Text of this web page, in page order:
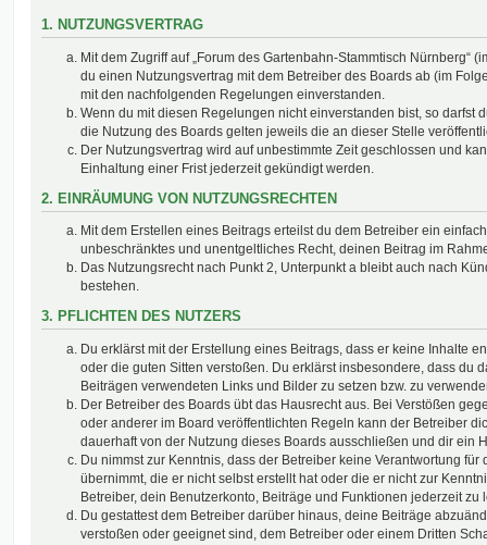
1. NUTZUNGSVERTRAG
Mit dem Zugriff auf „Forum des Gartenbahn-Stammtisch Nürnberg“
du einen Nutzungsvertrag mit dem Betreiber des Boards ab (im
mit den nachfolgenden Regelungen einverstanden.
Wenn du mit diesen Regelungen nicht einverstanden bist, so darfst
die Nutzung des Boards gelten jeweils die an dieser Stelle
Der Nutzungsvertrag wird auf unbestimmte Zeit geschlossen und
Einhaltung einer Frist jederzeit gekündigt werden.
2. EINRÄUMUNG VON NUTZUNGSRECHTEN
Mit dem Erstellen eines Beitrags erteilst du dem Betreiber ein
unbeschränktes und unentgeltliches Recht, deinen Beitrag im
Das Nutzungsrecht nach Punkt 2, Unterpunkt a bleibt auch nach
bestehen.
3. PFLICHTEN DES NUTZERS
Du erklärst mit der Erstellung eines Beitrags, dass er keine Inhalte
oder die guten Sitten verstoßen. Du erklärst insbesondere, dass du
Beiträgen verwendeten Links und Bilder zu setzen bzw. zu
Der Betreiber des Boards übt das Hausrecht aus. Bei Verstößen
oder anderer im Board veröffentlichten Regeln kann der Betreiber
dauerhaft von der Nutzung dieses Boards ausschließen und dir ein
Du nimmst zur Kenntnis, dass der Betreiber keine Verantwortung für
übernimmt, die er nicht selbst erstellt hat oder die er nicht zur
Betreiber, dein Benutzerkonto, Beiträge und Funktionen jederzeit zu
Du gestattest dem Betreiber darüber hinaus, deine Beiträge
verstoßen oder geeignet sind, dem Betreiber oder einem Dritten